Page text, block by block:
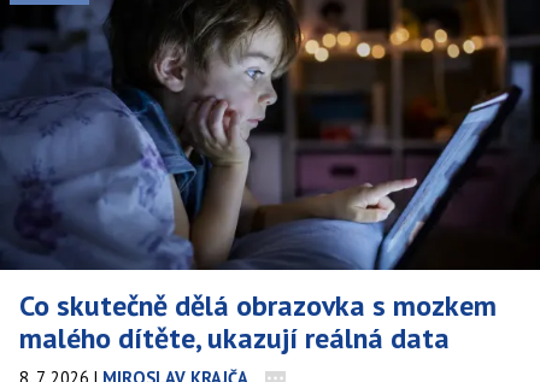
Co skutečně dělá obrazovka s mozkem
malého dítěte, ukazují reálná data